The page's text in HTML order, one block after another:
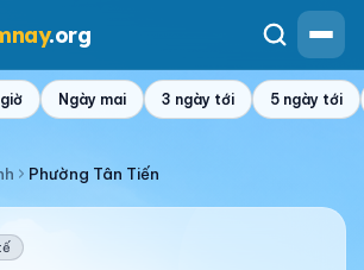
.org
Ngày mai 3 ngày tới 5 ngày tới
Phường Tân Tiến